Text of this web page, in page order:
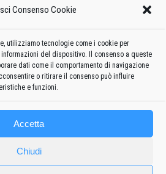
Consenso Cookie
utilizziamo tecnologie come i cookie per
del dispositivo. Il consenso a queste
dati come il comportamento di navigazione
o ritirare il consenso può influire
e funzioni.
Accetta
Chiudi
della scuola di volo Fly & Joy di
di Udine e Campoformido
ruotino anteriore si è impiantato in un